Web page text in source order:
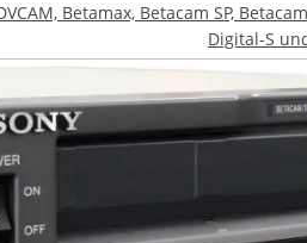
Betamax, Betacam SP,
Digital-S